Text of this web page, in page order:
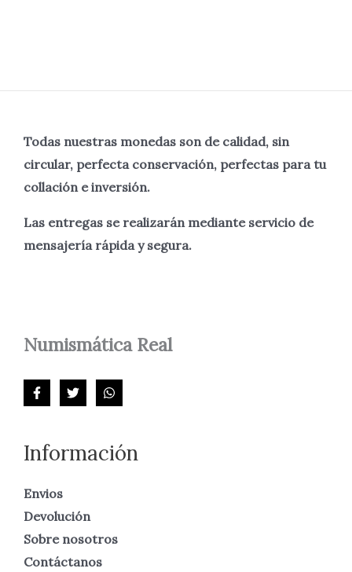
Todas nuestras monedas son de calidad, sin
circular, perfecta conservación, perfectas para tu
collación e inversión.
Las entregas se realizarán mediante servicio de
mensajería rápida y segura.
NumismáticaReal
Información
Envios
Devolución
Sobre nosotros
Contáctanos